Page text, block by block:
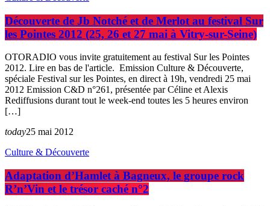
Découverte de Jb Notché et de Merlot au festival Sur
les Pointes 2012 (25, 26 et 27 mai à Vitry-sur-Seine)
OTORADIO vous invite gratuitement au festival Sur les Pointes
2012. Lire en bas de l'article. Emission Culture & Découverte,
spéciale Festival sur les Pointes, en direct à 19h, vendredi 25 mai
2012 Emission C&D n°261, présentée par Céline et Alexis
Rediffusions durant tout le week-end toutes les 5 heures environ
[…]
today25 mai 2012
Culture & Découverte
Adaptation d’Hamlet à Bagneux, le groupe rock
R’n’Vin et le trésor caché n°2